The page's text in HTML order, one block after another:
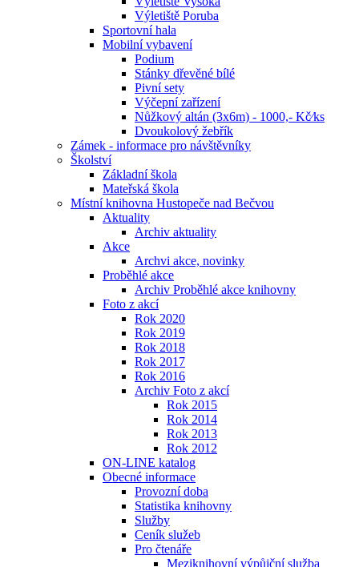
Výletiště Poruba
Sportovní hala
Mobilní vybavení
Podium
Stánky dřevěné bílé
Pivní sety
Výčepní zařízení
Nůžkový altán (3x6m) - 1000,- Kč⁄ks
Dvoukolový žebřík
Zámek - informace pro návštěvníky
Školství
Základní škola
Mateřská škola
Místní knihovna Hustopeče nad Bečvou
Aktuality
Archiv aktuality
Akce
Archvi akce, novinky
Proběhlé akce
Archiv Proběhlé akce knihovny
Foto z akcí
Rok 2020
Rok 2019
Rok 2018
Rok 2017
Rok 2016
Archiv Foto z akcí
Rok 2015
Rok 2014
Rok 2013
Rok 2012
ON-LINE katalog
Obecné informace
Provozní doba
Statistika knihovny
Služby
Ceník služeb
Pro čtenáře
Meziknihovní výpůjční služba